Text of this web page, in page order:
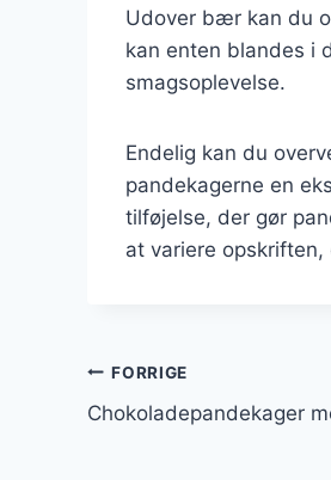
Udover bær kan du
kan enten blandes i
smagsoplevelse.
Endelig kan du
pandekagerne en
tilføjelse, der gør
at variere
FORRIGE
Chokoladepandekager